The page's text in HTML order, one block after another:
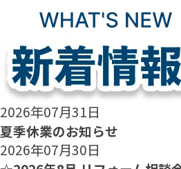
2026年07月31日
夏季休業のお知らせ
2026年07月30日